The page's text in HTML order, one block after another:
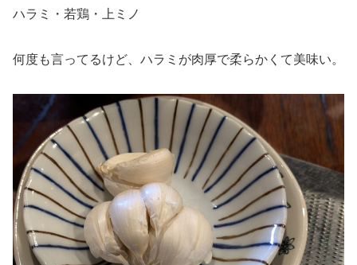
ハラミ・若鶏・上ミノ
何度も言ってるけど、ハラミが肉厚で柔らかくて美味い。